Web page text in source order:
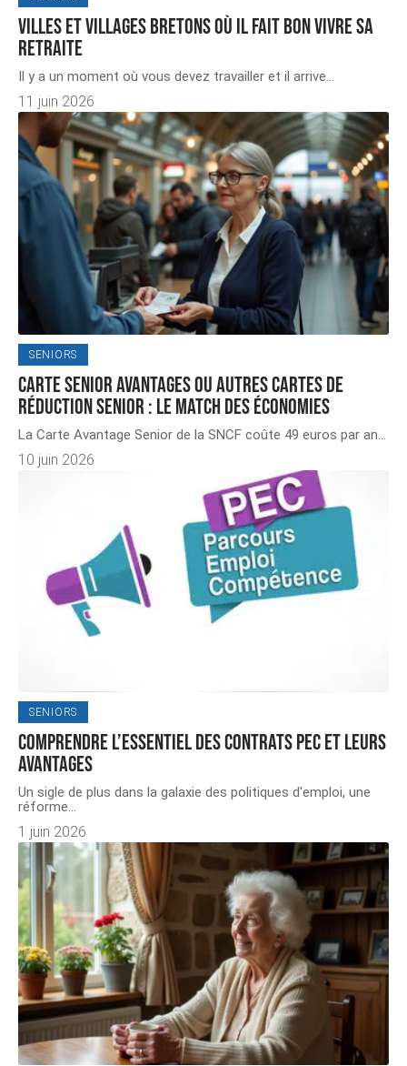
Villes et villages bretons où il fait bon vivre sa
retraite
Il y a un moment où vous devez travailler et il arrive…
11 juin 2026
SENIORS
Carte Senior avantages ou autres cartes de
réduction senior : le match des économies
La Carte Avantage Senior de la SNCF coûte 49 euros par an
10 juin 2026
SENIORS
Comprendre l’essentiel des contrats PEC et leurs
avantages
Un sigle de plus dans la galaxie des politiques d'emploi, une
réforme…
1 juin 2026